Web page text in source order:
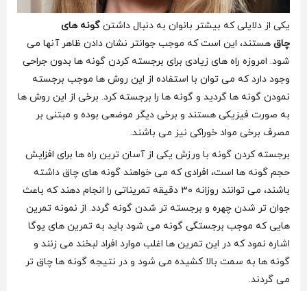
یکی از دلایلی که بیشتر بانوان به دنبال داشتن گونه های
چاق هستند، این است که موجب جوانتر نشان دادن ظاهر آنها می
شود. امروزه راه های زیادی برای برجسته کردن گونه ها بدون جراحی
وجود دارد که می توان با استفاده از این روش ها موجب برجسته
نمودن گونه ها گردید و گونه ها را برجسته کرد. برخی از این روش ها
به صورت فیزیکی هستند و برخی دیگر موضعی بوده و مبتنی بر
مصرف برخی مواد خوراکی نیز می باشند.
برجسته کردن گونه با ورزش یکی از آسان ترین راه ها برای افزایش
حجم گونه ها است، افرادی که می خواهند گونه های چاق داشته
باشند، می‌ توانند روزانه ۳۰ دقیقه تمریناتی را انجام دهند که باعث
جوان تر شدن چهره و برجسته تر شدن گونه گردد. از نمونه تمرین
هایی که موجب برجستگی گونه می شود باید به تمرین‌ های یوگا
اشاره نمود که در این تمرین ها اغلب موارد افراد لبخند می زنند و
گونه ها به سمت بالا کشیده می‌ شود و در نتیجه گونه ها چاق تر
می گردند.